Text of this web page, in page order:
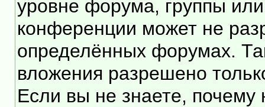
уровне форума, группы
конференции может не
определённых форумах.
вложения разрешено
Если вы не знаете,